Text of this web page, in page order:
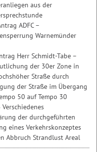
aus der
ADFC –
Warnemünder
Herr Schmidt-Tabe –
der 30er Zone in
Straße durch
der Straße im Übergang
50 auf Tempo 30
Verschiedenes
der durchgeführten
eines Verkehrskonzeptes
Abbruch Strandlust Areal